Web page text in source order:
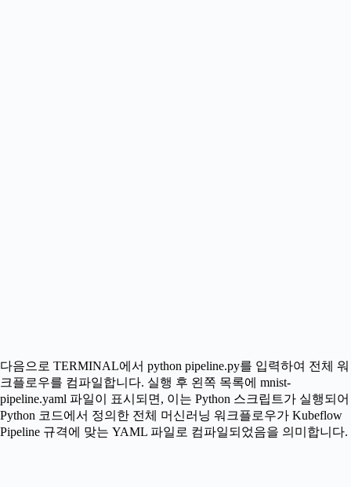
다음으로 TERMINAL에서 python pipeline.py를 입력하여 전체 워
크플로우를 컴파일합니다. 실행 후 왼쪽 목록에 mnist-
pipeline.yaml 파일이 표시되면, 이는 Python 스크립트가 실행되어
Python 코드에서 정의한 전체 머신러닝 워크플로우가 Kubeflow
Pipeline 규격에 맞는 YAML 파일로 컴파일되었음을 의미합니다.